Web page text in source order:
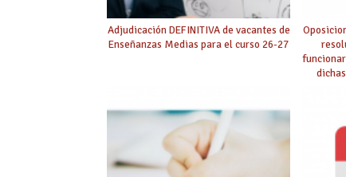
Adjudicación DEFINITIVA de vacantes de
Enseñanzas Medias para el curso 26-27